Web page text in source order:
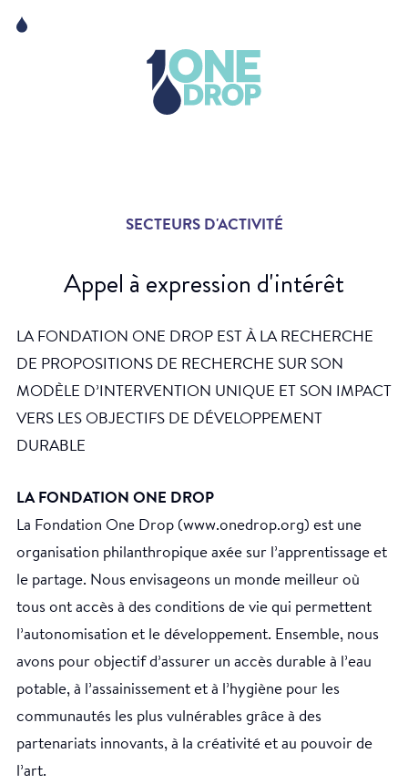
SECTEURS D'ACTIVITÉ
Appel à expression d'intérêt
LA FONDATION ONE DROP EST À LA RECHERCHE
DE PROPOSITIONS DE RECHERCHE SUR SON
MODÈLE D’INTERVENTION UNIQUE ET SON IMPACT
VERS LES OBJECTIFS DE DÉVELOPPEMENT
DURABLE
LA FONDATION ONE DROP
La Fondation One Drop (www.onedrop.org) est une
organisation philanthropique axée sur l’apprentissage et
le partage. Nous envisageons un monde meilleur où
tous ont accès à des conditions de vie qui permettent
l’autonomisation et le développement. Ensemble, nous
avons pour objectif d’assurer un accès durable à l’eau
potable, à l’assainissement et à l’hygiène pour les
communautés les plus vulnérables grâce à des
partenariats innovants, à la créativité et au pouvoir de
l’art.